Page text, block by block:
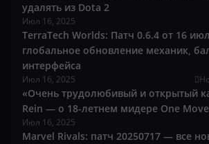
удалять из Dota 2
Июл 16, 2025
TerraTech Worlds: Патч 0.6.4 от 16
глобальное обновление механик,
интерфейса
Июл 16, 2025
«Очень трудолюбивый и открытый
Rein — о 18-летнем мидере One Move
Июл 16, 2025
Marvel Rivals: патч 20250717 — все